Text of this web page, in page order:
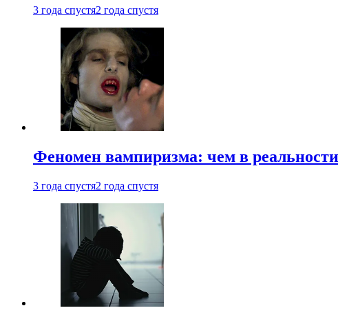
3 года спустя2 года спустя
Феномен вампиризма: чем в
3 года спустя2 года спустя